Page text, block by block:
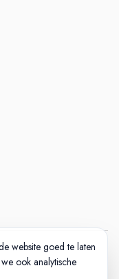
website goed te laten
ook analytische